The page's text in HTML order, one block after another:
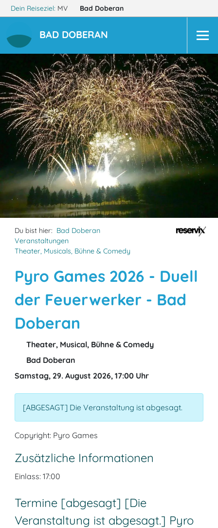
Dein Reiseziel: MV Bad Doberan
BAD DOBERAN
Du bist hier: Bad Doberan
Veranstaltungen
Theater, Musicals, Bühne & Comedy
Pyro Games 2026 - Duell
der Feuerwerker - Bad
Doberan
Theater, Musical, Bühne & Comedy
Bad Doberan
Samstag, 29. August 2026, 17:00 Uhr
[ABGESAGT] Die Veranstaltung ist abgesagt.
Copyright: Pyro Games
Zusätzliche Informationen
Einlass: 17:00
Termine [abgesagt] [Die
Veranstaltung ist abgesagt.] Pyro